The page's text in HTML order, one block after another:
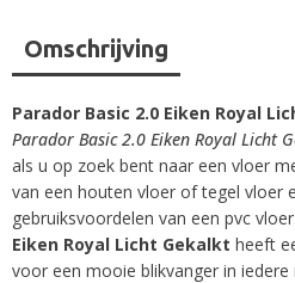
Omschrijving
Parador Basic 2.0 Eiken Royal
Parador Basic 2.0 Eiken Royal Licht
als u op zoek bent naar een vloer
van een houten vloer of tegel vloer
gebruiksvoordelen van een pvc
Eiken Royal Licht Gekalkt heeft
voor een mooie blikvanger in